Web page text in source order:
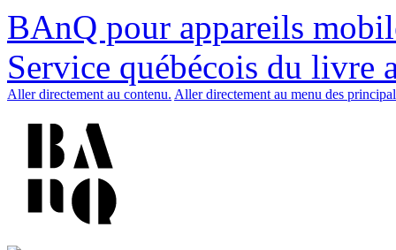
BAnQ pour appareils
Service québécois du livre
Aller directement au contenu. Aller directement au menu des